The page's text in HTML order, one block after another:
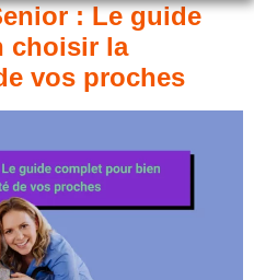
: Le guide
choisir la
vos proches